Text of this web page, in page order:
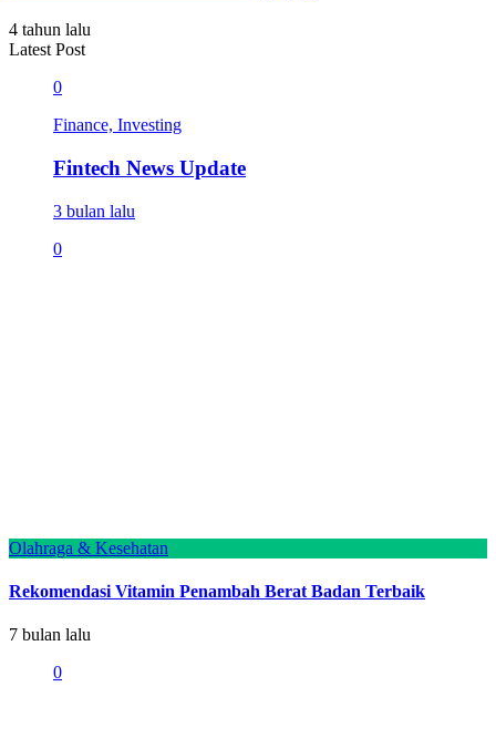
4 tahun lalu
Latest Post
0
Finance, Investing
Fintech News Update
3 bulan lalu
0
Olahraga & Kesehatan
Rekomendasi Vitamin Penambah Berat Badan Terbaik
7 bulan lalu
0